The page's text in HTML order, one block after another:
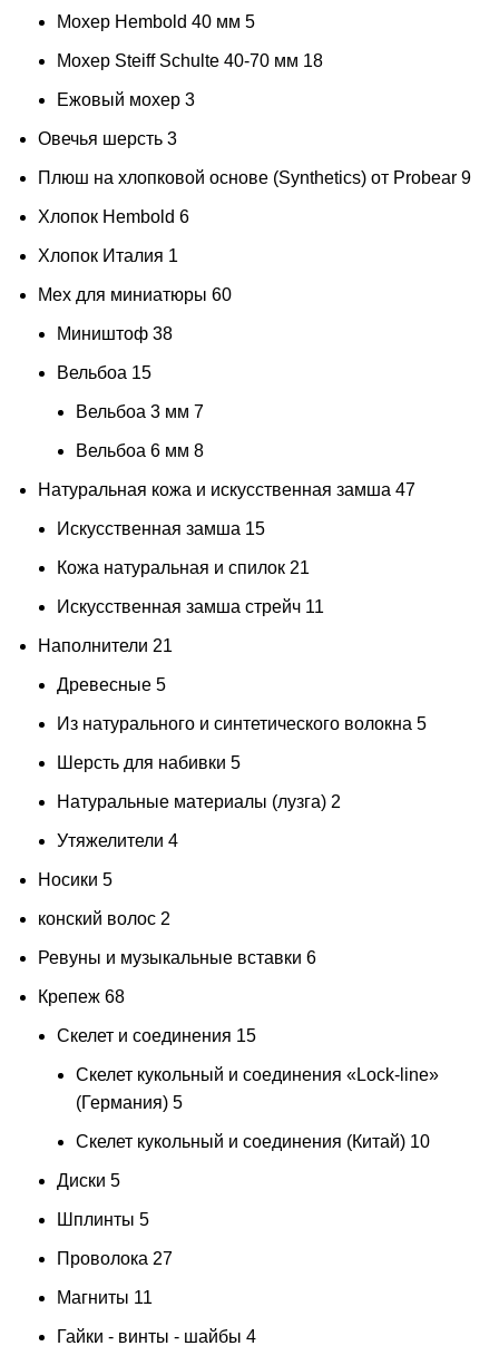
Мохер Hembold 40 мм 5
Мохер Steiff Schulte 40-70 мм 18
Ежовый мохер 3
Овечья шерсть 3
Плюш на хлопковой основе (Synthetics) от Probear 9
Хлопок Hembold 6
Хлопок Италия 1
Мех для миниатюры 60
Миништоф 38
Вельбоа 15
Вельбоа 3 мм 7
Вельбоа 6 мм 8
Натуральная кожа и искусственная замша 47
Искусственная замша 15
Кожа натуральная и спилок 21
Искусственная замша стрейч 11
Наполнители 21
Древесные 5
Из натурального и синтетического волокна 5
Шерсть для набивки 5
Натуральные материалы (лузга) 2
Утяжелители 4
Носики 5
конский волос 2
Ревуны и музыкальные вставки 6
Крепеж 68
Скелет и соединения 15
Скелет кукольный и соединения «Lock-line»
(Германия) 5
Скелет кукольный и соединения (Китай) 10
Диски 5
Шплинты 5
Проволока 27
Магниты 11
Гайки - винты - шайбы 4